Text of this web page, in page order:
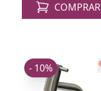
COMPRAR
- 10%